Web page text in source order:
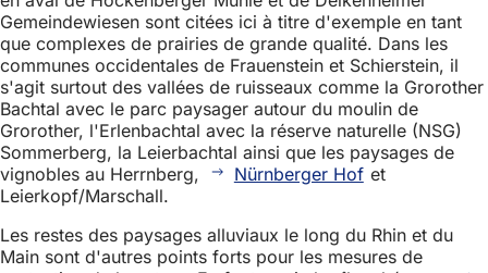
Gemeindewiesen sont citées ici à titre d'exemple en tant
que complexes de prairies de grande qualité. Dans les
communes occidentales de Frauenstein et Schierstein, il
s'agit surtout des vallées de ruisseaux comme la Grorother
Bachtal avec le parc paysager autour du moulin de
Grorother, l'Erlenbachtal avec la réserve naturelle (NSG)
Sommerberg, la Leierbachtal ainsi que les paysages de
vignobles au Herrnberg,
Nürnberger Hof et
Leierkopf/Marschall.
Les restes des paysages alluviaux le long du Rhin et du
Main sont d'autres points forts pour les mesures de